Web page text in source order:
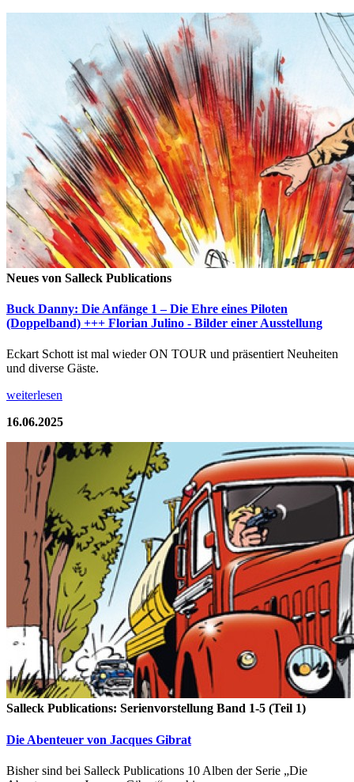
Neues von Salleck Publications
Buck Danny: Die Anfänge 1 – Die Ehre eines Piloten
(Doppelband) +++ Florian Julino - Bilder einer Ausstellung
Eckart Schott ist mal wieder ON TOUR und präsentiert Neuheiten
und diverse Gäste.
weiterlesen
16.06.2025
Salleck Publications: Serienvorstellung Band 1-5 (Teil 1)
Die Abenteuer von Jacques Gibrat
Bisher sind bei Salleck Publications 10 Alben der Serie „Die